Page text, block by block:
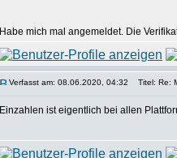
Habe mich mal angemeldet. Die
Verfasst am: 08.06.2020, 04:32 Titel: Re:
Einzahlen ist eigentlich bei allen